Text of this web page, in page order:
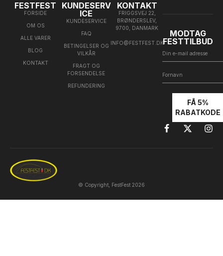
FESTFEST
FORSIDE
OM OS
ALLE VARER
BLOG
KONTAKT
KUNDESERV
ICE
KUNDESERVICE
FAQ
BETINGELSER OG
VILKÅR
FRAGT OG
FORSENDELSE
REFUNDERING
KONTAKT
FRIGGSVEJ 22,
BRØNDERSLEV,
9700, DANMARK
INFO@FESTFEST.DK
MODTAG
FESTTILBUD
FÅ 5%
RABATKODE
© Copyright, FestFest 2026